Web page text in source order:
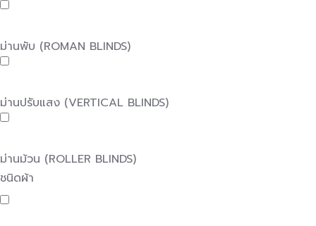
ม่านพับ (ROMAN BLINDS)
ม่านปรับแสง (VERTICAL BLINDS)
ม่านม้วน (ROLLER BLINDS)
ชนิดผ้า